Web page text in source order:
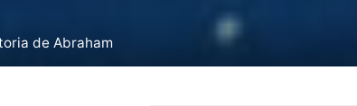
de Abraham